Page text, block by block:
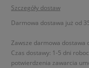
Szczegóły dostaw
Darmowa dostawa już od
Zawsze darmowa dostawa
Czas dostawy: 1-5 dni
potwierdzenia zawarcia